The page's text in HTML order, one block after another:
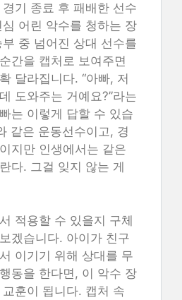
기 종료 후 패배한 선수
어린 악수를 청하는 장
중 넘어진 상대 선수를
간을 캡처로 보여주면
달라집니다. “아빠, 저
도와주는 거예요?”라는
는 이렇게 답할 수 있습
같은 운동선수이고, 경
지만 인생에서는 같은
다. 그걸 잊지 않는 게
적용할 수 있을지 구체
겠습니다. 아이가 친구
이기기 위해 상대를 무
동을 한다면, 이 악수 장
훈이 됩니다. 캡처 속